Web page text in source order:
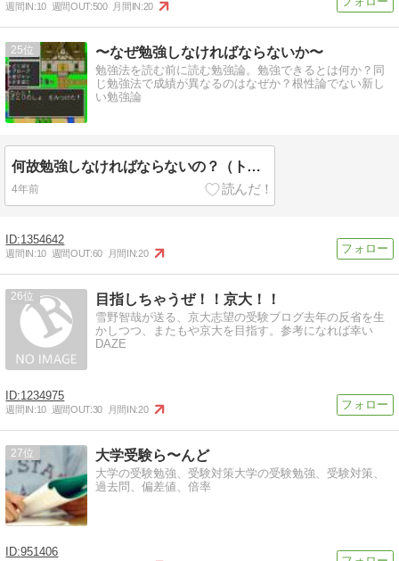
週間IN:10 週間OUT:500 月間IN:20
25 〜なぜ勉強しなければならないか〜
勉強法を読む前に読む勉強論。勉強できるとは何か？同
じ勉強法で成績が異なるのはなぜか？根性論でない新し
い勉強論
何故勉強しなければならないの？（トップページ）
4年前
1354642
週間IN:10 週間OUT:60 月間IN:20
26 目指しちゃうぜ！！京大！！
雪野智哉が送る、京大志望の受験ブログ去年の反省を生
かしつつ、またもや京大を目指す。参考になれば幸い
DAZE
1234975
週間IN:10 週間OUT:30 月間IN:20
27 大学受験ら〜んど
大学の受験勉強、受験対策大学の受験勉強、受験対策、
過去問、偏差値、倍率
951406